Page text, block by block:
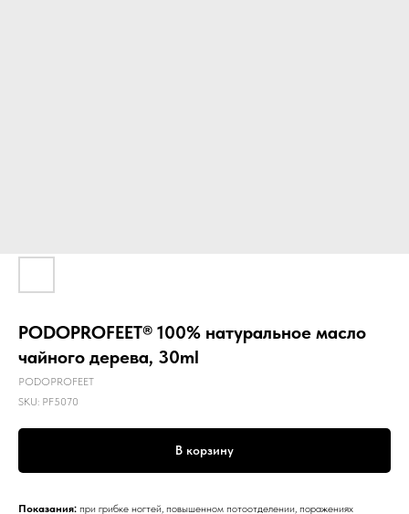
PODOPROFEET® 100% натуральное масло
чайного дерева, 30ml
PODOPROFEET
SKU: PF5070
В корзину
Показания: при грибке ногтей, повышенном потоотделении, поражениях